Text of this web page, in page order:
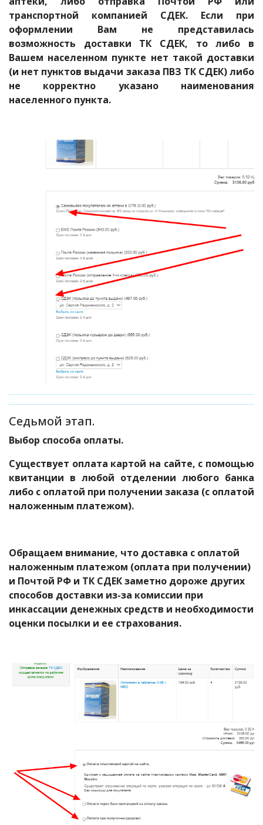
транспортной компанией СДЕК. Если при
оформлении Вам не представилась
возможность доставки ТК СДЕК, то либо в
Вашем населенном пункте нет такой доставки
(и нет пунктов выдачи заказа ПВЗ ТК СДЕК) либо
не корректно указано наименования
населенного пункта.
Седьмой этап.
Выбор способа оплаты.
Существует оплата картой на сайте, с помощью
квитанции в любой отделении любого банка
либо с оплатой при получении заказа (с оплатой
наложенным платежом).
Обращаем внимание, что доставка с оплатой
наложенным платежом (оплата при получении)
и Почтой РФ и ТК СДЕК заметно дороже других
способов доставки из-за комиссии при
инкассации денежных средств и необходимости
оценки посылки и ее страхования.